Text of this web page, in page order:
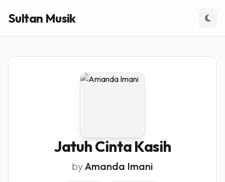
Sultan Musik
Jatuh Cinta Kasih
byAmanda Imani